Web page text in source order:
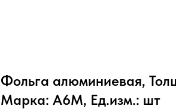
Фольга алюминиевая,
Марка: А6М, Ед.изм.: шт